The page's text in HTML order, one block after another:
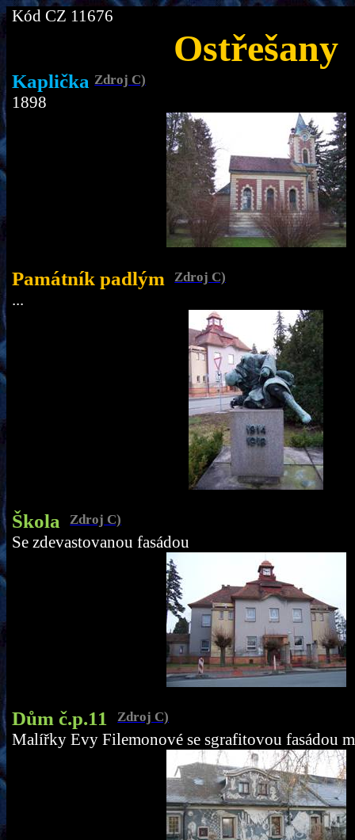
Kód CZ 11676
Ostřešany
Kaplička Zdroj C)
1898
Památník padlým Zdroj C)
...
Škola Zdroj C)
Se zdevastovanou fasádou
Dům č.p.11 Zdroj C)
Malířky Evy Filemonové se sgrafitovou fasádou